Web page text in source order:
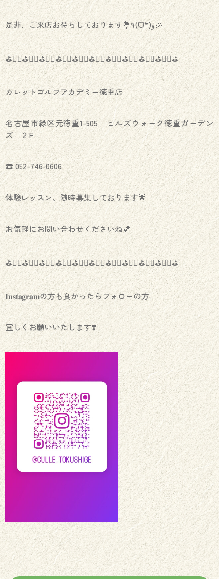
是非、ご来店お待ちしております💐٩(´ᗜ`*)و🎉
⛳️🏌️‍♀️⛳️🏌️‍♀️⛳️🏌️‍♀️⛳️🏌️‍♀️⛳️🏌️‍♀️⛳️🏌️‍♀️⛳️🏌️‍♀️⛳️🏌️‍♀️⛳️🏌️‍♀️⛳️🏌️‍♀️⛳️
カレットゴルフアカデミー徳重店
名古屋市緑区元徳重1-505 ヒルズウォーク徳重ガーデン
ズ ２F
☎︎ 052-746-0606
体験レッスン、随時募集しております🌟
お気軽にお問い合わせくださいね💕
⛳️🏌️‍♀️⛳️🏌️‍♀️⛳️🏌️‍♀️⛳️🏌️‍♀️⛳️🏌️‍♀️⛳️🏌️‍♀️⛳️🏌️‍♀️⛳️🏌️‍♀️⛳️🏌️‍♀️⛳️🏌️‍♀️⛳️
𝐈𝐧𝐬𝐭𝐚𝐠𝐫𝐚𝐦の方も良かったらフォローの方
宜しくお願いいたします❣️